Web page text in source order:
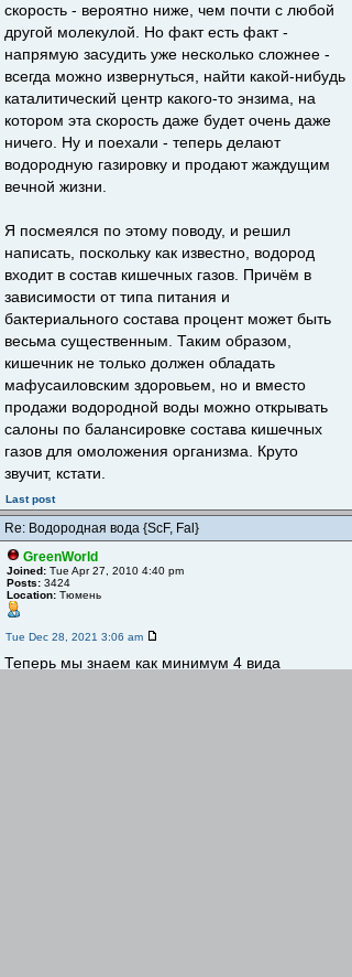
скорость - вероятно ниже, чем почти с любой
другой молекулой. Но факт есть факт -
напрямую засудить уже несколько сложнее -
всегда можно извернуться, найти какой-нибудь
каталитический центр какого-то энзима, на
котором эта скорость даже будет очень даже
ничего. Ну и поехали - теперь делают
водородную газировку и продают жаждущим
вечной жизни.
Я посмеялся по этому поводу, и решил
написать, поскольку как известно, водород
входит в состав кишечных газов. Причём в
зависимости от типа питания и
бактериального состава процент может быть
весьма существенным. Таким образом,
кишечник не только должен обладать
мафусаиловским здоровьем, но и вместо
продажи водородной воды можно открывать
салоны по балансировке состава кишечных
газов для омоложения организма. Круто
звучит, кстати.
Last post
Re: Водородная вода {ScF, Fal}
GreenWorld
Joined: Tue Apr 27, 2010 4:40 pm
Posts: 3424
Location: Тюмень
Tue Dec 28, 2021 3:06 am
Теперь мы знаем как минимум 4 вида